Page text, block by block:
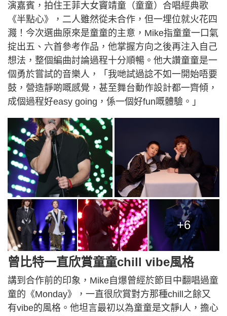
演嘉賓，拍住王菲大女竇靖童（童童）合唱經典歌
《半點心》，二人雖然從未合作，但一埋位就火花四
濺！今次選曲原來是童童的主意，Mike指童童一口氣
掟出五、六首參考作品，他掌握方向之後再注入自己
想法，整個編曲討論過程十分順暢。他大讚童童是一
個勇於嘗試的音樂人，「我哋試過諗不如一開始唔要
鼓，營造靜啲嘅感覺，甚至舞台動作設計都一齊傾，
成個過程好easy going，係一個好fun嘅體驗。」
+6
曾比特一直欣賞童童chill vibe風格
講到合作前的印象，Mike自爆曾經於節目中翻唱過童
童的《Monday》，一直很欣賞對方那種chill之餘又
有vibe的風格。他坦言最初以為童童是文靜I人，擔心